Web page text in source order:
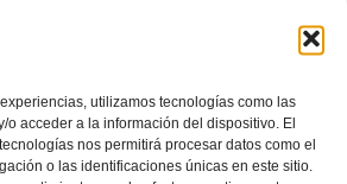
utilizamos tecnologías como las
o acceder a la información del dispositivo. El
nos permitirá procesar datos como el
o las identificaciones únicas en este sitio.